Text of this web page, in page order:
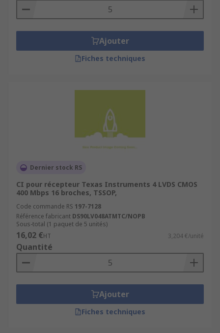
Ajouter
Fiches techniques
Dernier stock RS
CI pour récepteur Texas Instruments 4 LVDS CMOS
400 Mbps 16 broches, TSSOP,
Code commande RS 197-7128
Référence fabricant DS90LV048ATMTC/NOPB
Sous-total (1 paquet de 5 unités)
16,02 €HT 3,204 €/unité
Quantité
Ajouter
Fiches techniques